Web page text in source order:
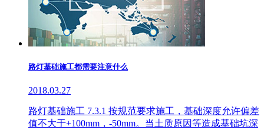
路灯基础施工都需要注意什么
2018.03.27
路灯基础施工 7.3.1 按规范要求施工，基础深度允许偏差
值不大于+100mm，-50mm。当土质原因等造成基础坑深